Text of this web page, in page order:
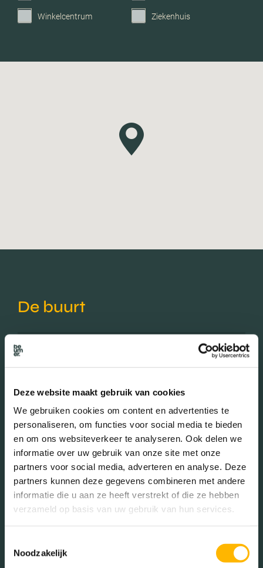
Deze website maakt gebruik van cookies
We gebruiken cookies om content en advertenties te
personaliseren, om functies voor social media te bieden
en om ons websiteverkeer te analyseren. Ook delen we
informatie over uw gebruik van onze site met onze
partners voor social media, adverteren en analyse. Deze
partners kunnen deze gegevens combineren met andere
informatie die u aan ze heeft verstrekt of die ze hebben
verzameld op basis van uw gebruik van hun services.
Noodzakelijk
Winkelcentrum Ziekenhuis
De buurt
Ongehuwd (39.91%)
Gescheiden (12.56%)
Verweduwd (12.56%)
Leeftijd in wijk
0 - 15 jaar (11.66%)
15 - 25 jaar (12.11%)
25 - 45 jaar (21.08%)